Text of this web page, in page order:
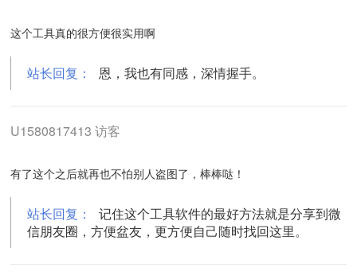
这个工具真的很方便很实用啊
站长回复： 恩，我也有同感，深情握手。
U1580817413 访客
有了这个之后就再也不怕别人盗图了，棒棒哒！
站长回复：
记住这个工具软件的最好方法就是分享到微
信朋友圈，方便盆友，更方便自己随时找回这里。